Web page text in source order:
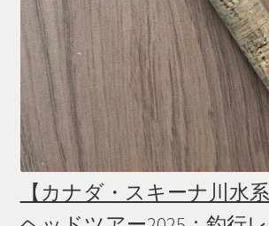
【カナダ・スキーナ川水